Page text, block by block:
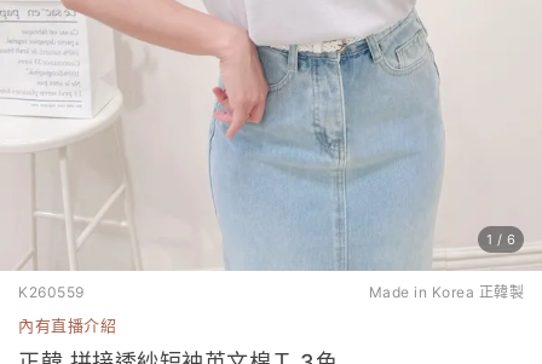
1 / 6
K260559 Made in Korea 正韓製
內有直播介紹